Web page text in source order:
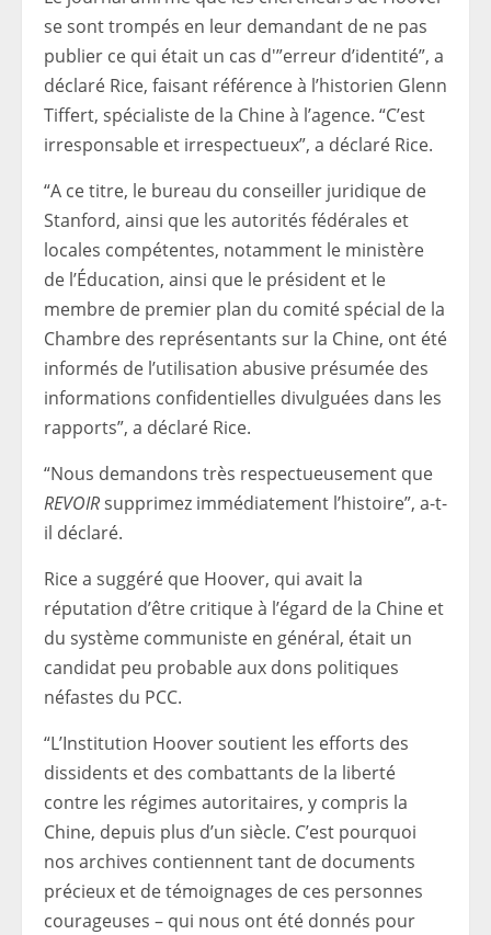
se sont trompés en leur demandant de ne pas
publier ce qui était un cas d'”erreur d’identité”, a
déclaré Rice, faisant référence à l’historien Glenn
Tiffert, spécialiste de la Chine à l’agence. “C’est
irresponsable et irrespectueux”, a déclaré Rice.
“A ce titre, le bureau du conseiller juridique de
Stanford, ainsi que les autorités fédérales et
locales compétentes, notamment le ministère
de l’Éducation, ainsi que le président et le
membre de premier plan du comité spécial de la
Chambre des représentants sur la Chine, ont été
informés de l’utilisation abusive présumée des
informations confidentielles divulguées dans les
rapports”, a déclaré Rice.
“Nous demandons très respectueusement que
REVOIRsupprimez immédiatement l’histoire”, a-t-
il déclaré.
Rice a suggéré que Hoover, qui avait la
réputation d’être critique à l’égard de la Chine et
du système communiste en général, était un
candidat peu probable aux dons politiques
néfastes du PCC.
“L’Institution Hoover soutient les efforts des
dissidents et des combattants de la liberté
contre les régimes autoritaires, y compris la
Chine, depuis plus d’un siècle. C’est pourquoi
nos archives contiennent tant de documents
précieux et de témoignages de ces personnes
courageuses – qui nous ont été donnés pour